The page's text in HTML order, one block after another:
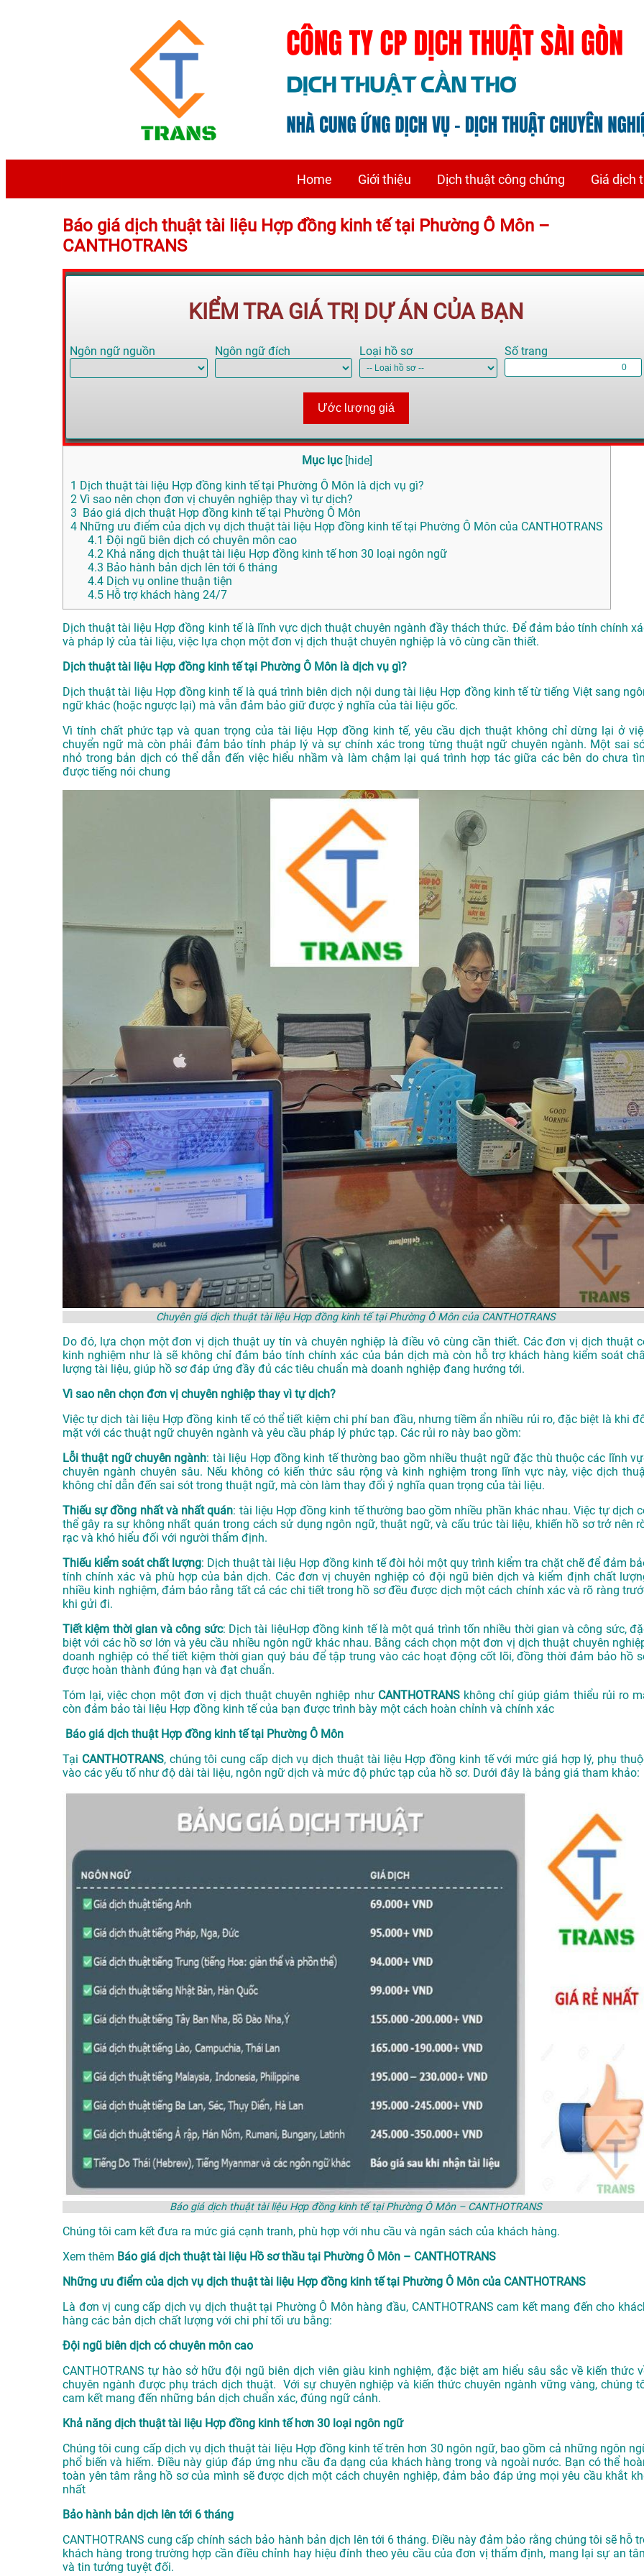
Home Giới thiệu Dịch thuật công chứng Giá dịch
Báo giá dịch thuật tài liệu Hợp đồng kinh tế tại Phường Ô Môn –
CANTHOTRANS
KIỂM TRA GIÁ TRỊ DỰ ÁN CỦA BẠN
Ngôn ngữ nguồn Ngôn ngữ đích Loại hồ sơ Số trang
Ước lượng giá
Mục lục [hide]
1 Dịch thuật tài liệu Hợp đồng kinh tế tại Phường Ô Môn là dịch vụ gì?
2 Vì sao nên chọn đơn vị chuyên nghiệp thay vì tự dịch?
3 Báo giá dịch thuật Hợp đồng kinh tế tại Phường Ô Môn
4 Những ưu điểm của dịch vụ dịch thuật tài liệu Hợp đồng kinh tế tại Phường Ô Môn của CANTHOTRANS
4.1 Đội ngũ biên dịch có chuyên môn cao
4.2 Khả năng dịch thuật tài liệu Hợp đồng kinh tế hơn 30 loại ngôn ngữ
4.3 Bảo hành bản dịch lên tới 6 tháng
4.4 Dịch vụ online thuận tiện
4.5 Hỗ trợ khách hàng 24/7
Dịch thuật tài liệu Hợp đồng kinh tế là lĩnh vực dịch thuật chuyên ngành đầy thách thức. Để đảm bảo tính chính
và pháp lý của tài liệu, việc lựa chọn một đơn vị dịch thuật chuyên nghiệp là vô cùng cần thiết.
Dịch thuật tài liệu Hợp đồng kinh tế tại Phường Ô Môn là dịch vụ gì?
Dịch thuật tài liệu Hợp đồng kinh tế là quá trình biên dịch nội dung tài liệu Hợp đồng kinh tế từ tiếng Việt sang
ngữ khác (hoặc ngược lại) mà vẫn đảm bảo giữ được ý nghĩa của tài liệu gốc.
Vì tính chất phức tạp và quan trọng của tài liệu Hợp đồng kinh tế, yêu cầu dịch thuật không chỉ dừng lại ở
chuyển ngữ mà còn phải đảm bảo tính pháp lý và sự chính xác trong từng thuật ngữ chuyên ngành. Một sai
nhỏ trong bản dịch có thể dẫn đến việc hiểu nhầm và làm chậm lại quá trình hợp tác giữa các bên do chưa
được tiếng nói chung
Chuyên giá dịch thuật tài liệu Hợp đồng kinh tế tại Phường Ô Môn của CANTHOTRANS
Do đó, lựa chọn một đơn vị dịch thuật uy tín và chuyên nghiệp là điều vô cùng cần thiết. Các đơn vị dịch thuật
kinh nghiệm như là sẽ không chỉ đảm bảo tính chính xác của bản dịch mà còn hỗ trợ khách hàng kiểm soát
lượng tài liệu, giúp hồ sơ đáp ứng đầy đủ các tiêu chuẩn mà doanh nghiệp đang hướng tới.
Vì sao nên chọn đơn vị chuyên nghiệp thay vì tự dịch?
Việc tự dịch tài liệu Hợp đồng kinh tế có thể tiết kiệm chi phí ban đầu, nhưng tiềm ẩn nhiều rủi ro, đặc biệt là khi
mặt với các thuật ngữ chuyên ngành và yêu cầu pháp lý phức tạp. Các rủi ro này bao gồm:
Lỗi thuật ngữ chuyên ngành: tài liệu Hợp đồng kinh tế thường bao gồm nhiều thuật ngữ đặc thù thuộc các lĩnh
chuyên ngành chuyên sâu. Nếu không có kiến thức sâu rộng và kinh nghiệm trong lĩnh vực này, việc dịch
không chỉ dẫn đến sai sót trong thuật ngữ, mà còn làm thay đổi ý nghĩa quan trọng của tài liệu.
Thiếu sự đồng nhất và nhất quán: tài liệu Hợp đồng kinh tế thường bao gồm nhiều phần khác nhau. Việc tự dịch
thể gây ra sự không nhất quán trong cách sử dụng ngôn ngữ, thuật ngữ, và cấu trúc tài liệu, khiến hồ sơ trở nên
rạc và khó hiểu đối với người thẩm định.
Thiếu kiểm soát chất lượng: Dịch thuật tài liệu Hợp đồng kinh tế đòi hỏi một quy trình kiểm tra chặt chẽ để đảm
tính chính xác và phù hợp của bản dịch. Các đơn vị chuyên nghiệp có đội ngũ biên dịch và kiểm định chất
nhiều kinh nghiệm, đảm bảo rằng tất cả các chi tiết trong hồ sơ đều được dịch một cách chính xác và rõ ràng
khi gửi đi.
Tiết kiệm thời gian và công sức: Dịch tài liệuHợp đồng kinh tế là một quá trình tốn nhiều thời gian và công sức,
biệt với các hồ sơ lớn và yêu cầu nhiều ngôn ngữ khác nhau. Bằng cách chọn một đơn vị dịch thuật chuyên
doanh nghiệp có thể tiết kiệm thời gian quý báu để tập trung vào các hoạt động cốt lõi, đồng thời đảm bảo hồ
được hoàn thành đúng hạn và đạt chuẩn.
Tóm lại, việc chọn một đơn vị dịch thuật chuyên nghiệp như CANTHOTRANSkhông chỉ giúp giảm thiểu rủi ro
còn đảm bảo tài liệu Hợp đồng kinh tế của bạn được trình bày một cách hoàn chỉnh và chính xác
Báo giá dịch thuật Hợp đồng kinh tế tại Phường Ô Môn
Tại CANTHOTRANS, chúng tôi cung cấp dịch vụ dịch thuật tài liệu Hợp đồng kinh tế với mức giá hợp lý, phụ
vào các yếu tố như độ dài tài liệu, ngôn ngữ dịch và mức độ phức tạp của hồ sơ. Dưới đây là bảng giá tham khảo:
Báo giá dịch thuật tài liệu Hợp đồng kinh tế tại Phường Ô Môn – CANTHOTRANS
Chúng tôi cam kết đưa ra mức giá cạnh tranh, phù hợp với nhu cầu và ngân sách của khách hàng.
Xem thêm Báo giá dịch thuật tài liệu Hồ sơ thầu tại Phường Ô Môn – CANTHOTRANS
Những ưu điểm của dịch vụ dịch thuật tài liệu Hợp đồng kinh tế tại Phường Ô Môn của CANTHOTRANS
Là đơn vị cung cấp dịch vụ dịch thuật tại Phường Ô Môn hàng đầu, CANTHOTRANS cam kết mang đến cho
hàng các bản dịch chất lượng với chi phí tối ưu bằng:
Đội ngũ biên dịch có chuyên môn cao
CANTHOTRANS tự hào sở hữu đội ngũ biên dịch viên giàu kinh nghiệm, đặc biệt am hiểu sâu sắc về kiến thức
chuyên ngành được phụ trách dịch thuật. Với sự chuyên nghiệp và kiến thức chuyên ngành vững vàng, chúng
cam kết mang đến những bản dịch chuẩn xác, đúng ngữ cảnh.
Khả năng dịch thuật tài liệu Hợp đồng kinh tế hơn 30 loại ngôn ngữ
Chúng tôi cung cấp dịch vụ dịch thuật tài liệu Hợp đồng kinh tế trên hơn 30 ngôn ngữ, bao gồm cả những ngôn
phổ biến và hiếm. Điều này giúp đáp ứng nhu cầu đa dạng của khách hàng trong và ngoài nước. Bạn có thể
toàn yên tâm rằng hồ sơ của mình sẽ được dịch một cách chuyên nghiệp, đảm bảo đáp ứng mọi yêu cầu khắt
nhất
Bảo hành bản dịch lên tới 6 tháng
CANTHOTRANS cung cấp chính sách bảo hành bản dịch lên tới 6 tháng. Điều này đảm bảo rằng chúng tôi sẽ hỗ
khách hàng trong trường hợp cần điều chỉnh hay hiệu đính theo yêu cầu của đơn vị thẩm định, mang lại sự an
và tin tưởng tuyệt đối.